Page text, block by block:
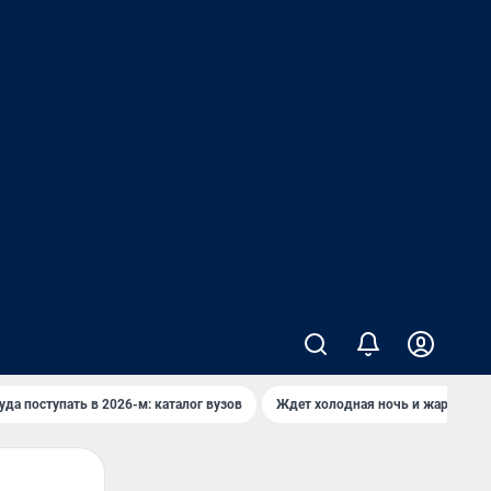
поступать в 2026-м: каталог вузов Ждет холодная ночь и жаркий